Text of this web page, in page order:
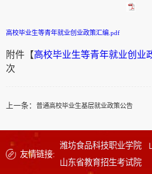
高校毕业生等青年就业创业政策汇编.pdf
附件【高校毕业生等青年就业创业
次
上一条： 普通高校毕业生基层就业政策公告
友情链接:
潍坊食品科技职业学院
山东省教育招生考试院